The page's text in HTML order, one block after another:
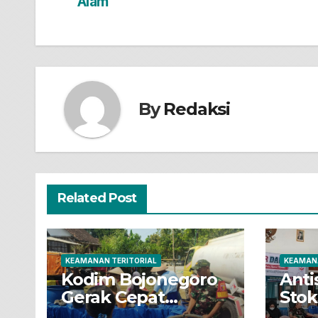
ByRedaksi
Related Post
KEAMANAN TERITORIAL
Kodim Bojonegoro
Gerak Cepat